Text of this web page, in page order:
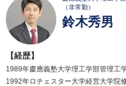
（非常勤）
鈴木秀男
【経歴】
1989年慶應義塾大学理工学部管理工
1992年ロチェスター大学経営大学院